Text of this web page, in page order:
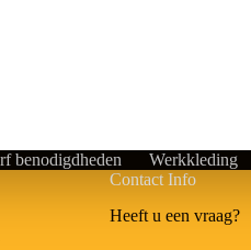
benodigdheden Werkkleding
Contact Info
Heeft u een vraag?